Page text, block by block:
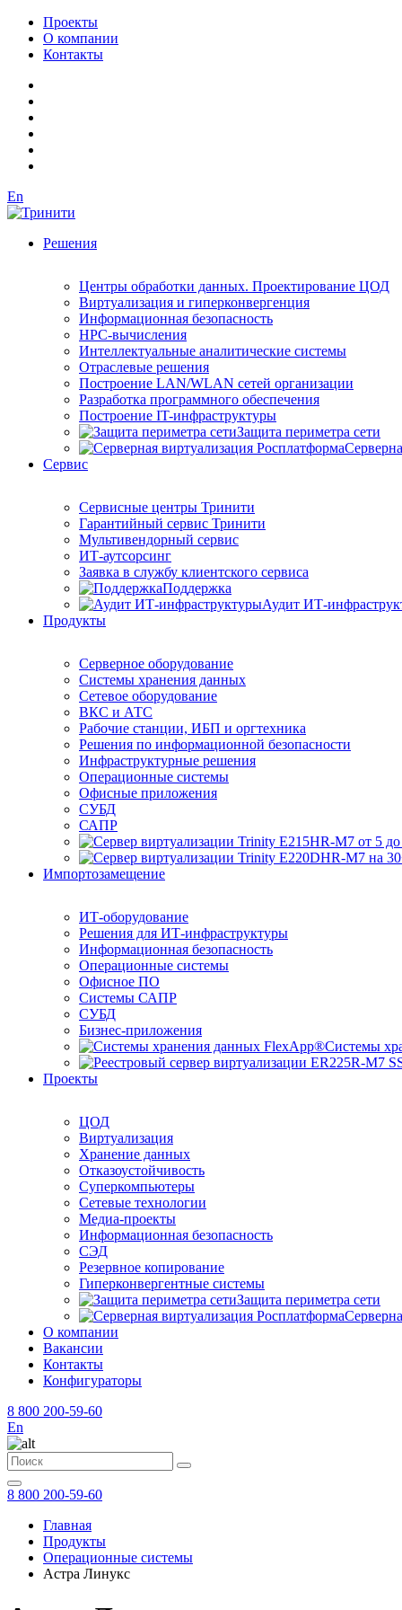
Проекты
О компании
Контакты
En
Решения
Центры обработки данных. Проектирование ЦОД
Виртуализация и гиперконвергенция
Информационная безопасность
HPC-вычисления
Интеллектуальные аналитические системы
Отраслевые решения
Построение LAN/WLAN сетей организации
Разработка программного обеспечения
Построение IT-инфраструктуры
Защита периметра сети
Сервис
Сервисные центры Тринити
Гарантийный сервис Тринити
Мультивендорный сервис
ИТ-аутсорсинг
Заявка в службу клиентского сервиса
Поддержка
Аудит ИТ-
Продукты
Серверное оборудование
Системы хранения данных
Сетевое оборудование
ВКС и АТС
Рабочие станции, ИБП и оргтехника
Решения по информационной безопасности
Инфраструктурные решения
Операционные системы
Офисные приложения
СУБД
САПР
Импортозамещение
ИТ-оборудование
Решения для ИТ-инфраструктуры
Информационная безопасность
Операционные системы
Офисное ПО
Системы САПР
СУБД
Бизнес-приложения
Системы
Проекты
ЦОД
Виртуализация
Хранение данных
Отказоустойчивость
Суперкомпьютеры
Сетевые технологии
Медиа-проекты
Информационная безопасность
СЭД
Резервное копирование
Гиперконвергентные системы
Защита периметра сети
О компании
Вакансии
Контакты
Конфигураторы
8 800 200-59-60
En
8 800 200-59-60
Главная
Продукты
Операционные системы
Астра Линукс